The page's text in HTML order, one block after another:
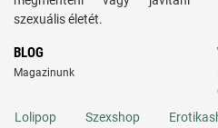
szexuális életét.
BLOG
Magazinunk
Lolipop Szexshop